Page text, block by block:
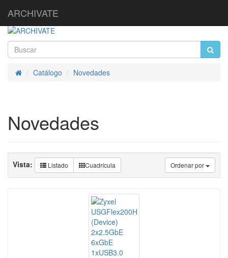
ARCHIVATE
InicioCatálogo Novedades
Novedades
Ordenar por
Vista: Listado Cuadrícula